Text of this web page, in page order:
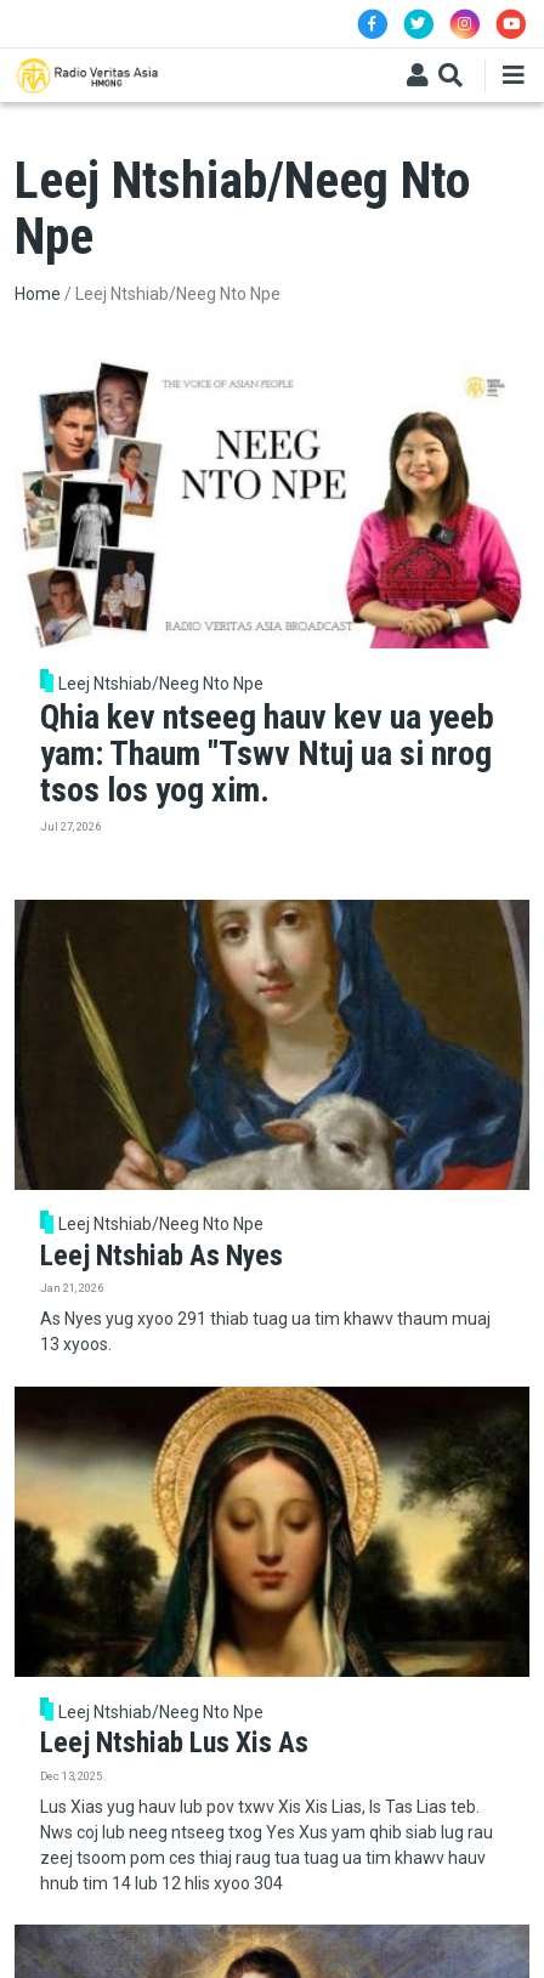
Leej Ntshiab/Neeg Nto
Npe
Breadcrumb
Home Leej Ntshiab/Neeg Nto Npe
Leej Ntshiab/Neeg Nto Npe
Qhia kev ntseeg hauv kev ua yeeb
yam: Thaum "Tswv Ntuj ua si nrog
tsos los yog xim.
Jul 27, 2026
Leej Ntshiab/Neeg Nto Npe
Leej Ntshiab As Nyes
Jan 21, 2026
As Nyes yug xyoo 291 thiab tuag ua tim khawv thaum muaj
13 xyoos.
Leej Ntshiab/Neeg Nto Npe
Leej Ntshiab Lus Xis As
Dec 13, 2025
Lus Xias yug hauv lub pov txwv Xis Xis Lias, Is Tas Lias teb.
Nws coj lub neeg ntseeg txog Yes Xus yam qhib siab lug rau
zeej tsoom pom ces thiaj raug tua tuag ua tim khawv hauv
hnub tim 14 lub 12 hlis xyoo 304